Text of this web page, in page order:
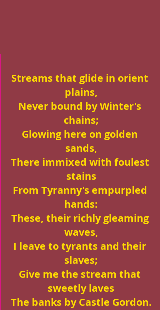
Streams that glide in orient
plains,
Never bound by Winter's
chains;
Glowing here on golden
sands,
There immixed with foulest
stains
From Tyranny's empurpled
hands:
These, their richly gleaming
waves,
I leave to tyrants and their
slaves;
Give me the stream that
sweetly laves
The banks by Castle Gordon.